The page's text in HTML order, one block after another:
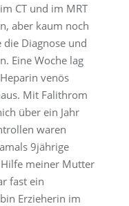
CT und im MRT
aber kaum noch
die Diagnose und
Eine Woche lag
venös
Mit Falithrom
über ein Jahr
waren
9jährige
meiner Mutter
fast ein
Erzieherin im